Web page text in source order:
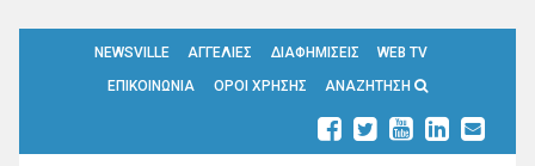
NEWSVILLE ΑΓΓΕΛΙΕΣ ΔΙΑΦΗΜΙΣΕΙΣ
WEB TV
ΕΠΙΚΟΙΝΩΝΙΑ
ΟΡΟΙ ΧΡΗΣΗΣ ΑΝΑΖΗΤΗΣΗ